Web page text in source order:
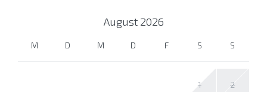
August 2026
M D M D F S S
1 2